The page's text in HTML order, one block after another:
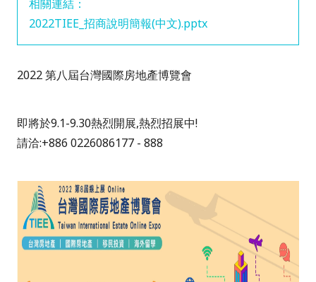
相關連結：
2022TIEE_招商說明簡報(中文).pptx
2022 第八屆台灣國際房地產博覽會
即將於9.1-9.30熱烈開展,熱烈招展中!
請洽:+886 0226086177 - 888